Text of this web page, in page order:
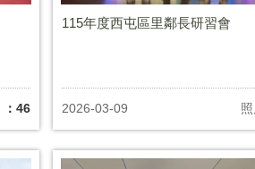
：46
115年度西屯區里鄰長研習會
2026-03-09